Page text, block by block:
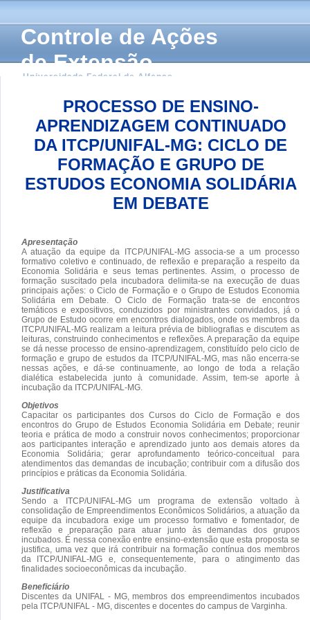
Controle de Ações
de Extensão
Universidade Federal de Alfenas
PROCESSO DE ENSINO-
APRENDIZAGEM CONTINUADO
DA ITCP/UNIFAL-MG: CICLO DE
FORMAÇÃO E GRUPO DE
ESTUDOS ECONOMIA SOLIDÁRIA
EM DEBATE
Apresentação
A atuação da equipe da ITCP/UNIFAL-MG associa-se a um processo
formativo coletivo e continuado, de reflexão e preparação a respeito da
Economia Solidária e seus temas pertinentes. Assim, o processo de
formação suscitado pela incubadora delimita-se na execução de duas
principais ações: o Ciclo de Formação e o Grupo de Estudos Economia
Solidária em Debate. O Ciclo de Formação trata-se de encontros
temáticos e expositivos, conduzidos por ministrantes convidados, já o
Grupo de Estudo ocorre em encontros dialogados, onde os membros da
ITCP/UNIFAL-MG realizam a leitura prévia de bibliografias e discutem as
leituras, construindo conhecimentos e reflexões. A preparação da equipe
se dá nesse processo de ensino-aprendizagem, constituído pelo ciclo de
formação e grupo de estudos da ITCP/UNIFAL-MG, mas não encerra-se
nessas ações, e dá-se continuamente, ao longo de toda a relação
dialética estabelecida junto à comunidade. Assim, tem-se aporte à
incubação da ITCP/UNIFAL-MG.
Objetivos
Capacitar os participantes dos Cursos do Ciclo de Formação e dos
encontros do Grupo de Estudos Economia Solidária em Debate; reunir
teoria e prática de modo a construir novos conhecimentos; proporcionar
aos participantes interação e aprendizado junto aos demais atores da
Economia Solidária; gerar aprofundamento teórico-conceitual para
atendimentos das demandas de incubação; contribuir com a difusão dos
princípios e práticas da Economia Solidária.
Justificativa
Sendo a ITCP/UNIFAL-MG um programa de extensão voltado à
consolidação de Empreendimentos Econômicos Solidários, a atuação da
equipe da incubadora exige um processo formativo e fomentador, de
reflexão e preparação para atuar junto às demandas dos grupos
incubados. É nessa conexão entre ensino-extensão que esta proposta se
justifica, uma vez que irá contribuir na formação contínua dos membros
da ITCP/UNIFAL-MG e, consequentemente, para o atingimento das
finalidades socioeconômicas da incubação.
Beneficiário
Discentes da UNIFAL - MG, membros dos empreendimentos incubados
pela ITCP/UNIFAL - MG, discentes e docentes do campus de Varginha.